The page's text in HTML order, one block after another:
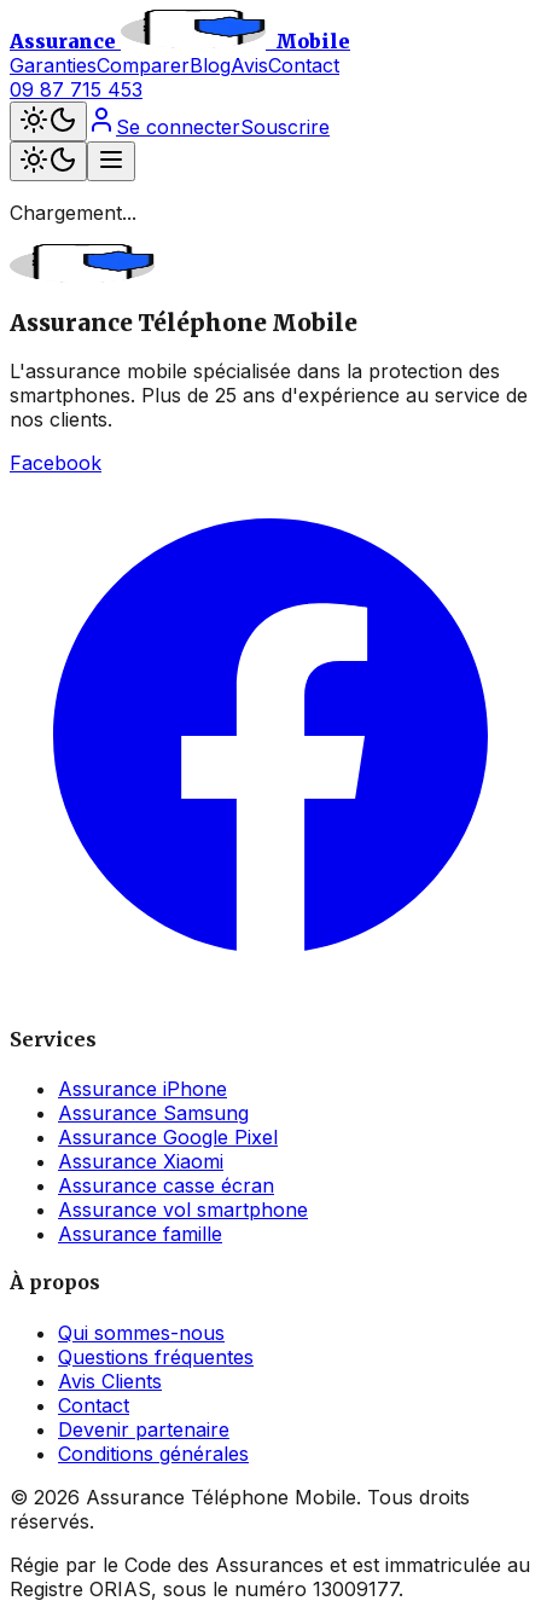
Assurance
Mobile
GarantiesComparerBlogAvisContact
09 87 715 453
Se connecterSouscrire
Chargement...
Assurance Téléphone Mobile
L'assurance mobile spécialisée dans la protection des
smartphones. Plus de 25 ans d'expérience au service de
nos clients.
Facebook
Services
Assurance iPhone
Assurance Samsung
Assurance Google Pixel
Assurance Xiaomi
Assurance casse écran
Assurance vol smartphone
Assurance famille
À propos
Qui sommes-nous
Questions fréquentes
Avis Clients
Contact
Devenir partenaire
Conditions générales
© 2026 Assurance Téléphone Mobile. Tous droits
réservés.
Régie par le Code des Assurances et est immatriculée au
Registre ORIAS, sous le numéro 13009177.